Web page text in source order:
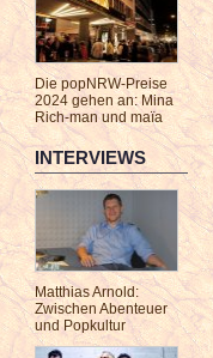
Die popNRW-Preise
2024 gehen an: Mina
Rich-man und maïa
INTERVIEWS
Matthias Arnold:
Zwischen Abenteuer
und Popkultur